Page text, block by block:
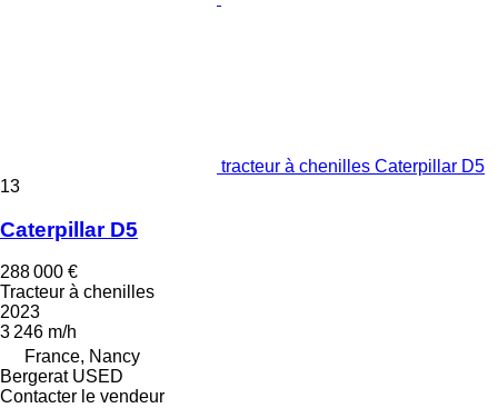
tracteur à chenilles Caterpillar D5
13
Caterpillar D5
288 000 €
Tracteur à chenilles
2023
3 246 m/h
France, Nancy
Bergerat USED
Contacter le vendeur